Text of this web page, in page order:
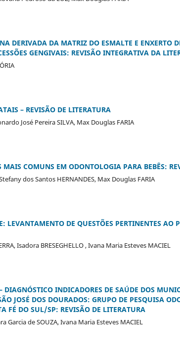
DERIVADA DA MATRIZ DO ESMALTE E ENXERTO
GENGIVAIS: REVISÃO INTEGRATIVA DA
– REVISÃO DE LITERATURA
José Pereira SILVA, Max Douglas FARIA
MAIS COMUNS EM ODONTOLOGIA PARA BEBÊS:
dos Santos HERNANDES, Max Douglas FARIA
LEVANTAMENTO DE QUESTÕES PERTINENTES AO
Isadora BRESEGHELLO , Ivana Maria Esteves MACIEL
DIAGNÓSTICO INDICADORES DE SAÚDE DOS
JOSÉ DOS DOURADOS: GRUPO DE PESQUISA
FÉ DO SUL/SP: REVISÃO DE LITERATURA
Garcia de SOUZA, Ivana Maria Esteves MACIEL